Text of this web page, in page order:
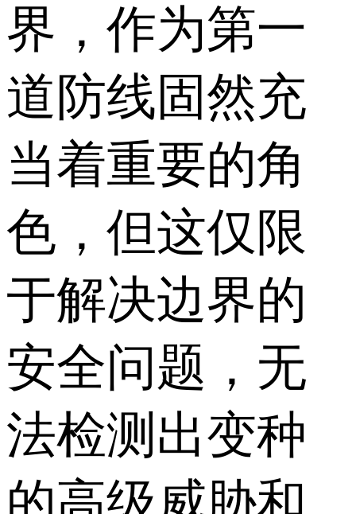
界，作为第一
道防线固然充
当着重要的角
色，但这仅限
于解决边界的
安全问题，无
法检测出变种
的高级威胁和